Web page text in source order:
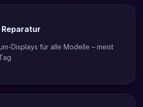
Displays für alle Modelle – meist